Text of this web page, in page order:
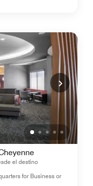
el destino
for Business or